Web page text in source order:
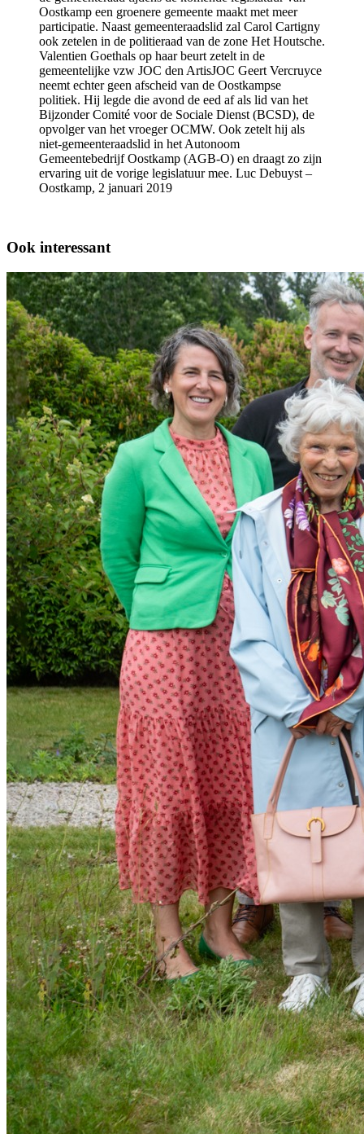
Oostkamp een groenere gemeente maakt met meer
participatie. Naast gemeenteraadslid zal Carol Cartigny
ook zetelen in de politieraad van de zone Het Houtsche.
Valentien Goethals op haar beurt zetelt in de
gemeentelijke vzw JOC den ArtisJOC Geert Vercruyce
neemt echter geen afscheid van de Oostkampse
politiek. Hij legde die avond de eed af als lid van het
Bijzonder Comité voor de Sociale Dienst (BCSD), de
opvolger van het vroeger OCMW. Ook zetelt hij als
niet-gemeenteraadslid in het Autonoom
Gemeentebedrijf Oostkamp (AGB-O) en draagt zo zijn
ervaring uit de vorige legislatuur mee. Luc Debuyst –
Oostkamp, 2 januari 2019
Ook interessant